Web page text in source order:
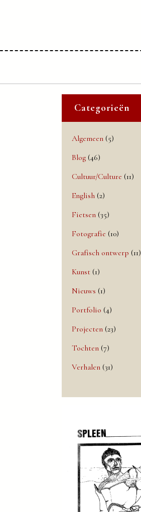
Categorieën
Algemeen (5)
Blog (46)
Cultuur/Culture (11)
English (2)
Fietsen (35)
Fotografie (10)
Grafisch ontwerp (11)
Kunst (1)
Nieuws (1)
Portfolio (4)
Projecten (23)
Tochten (7)
Verhalen (31)